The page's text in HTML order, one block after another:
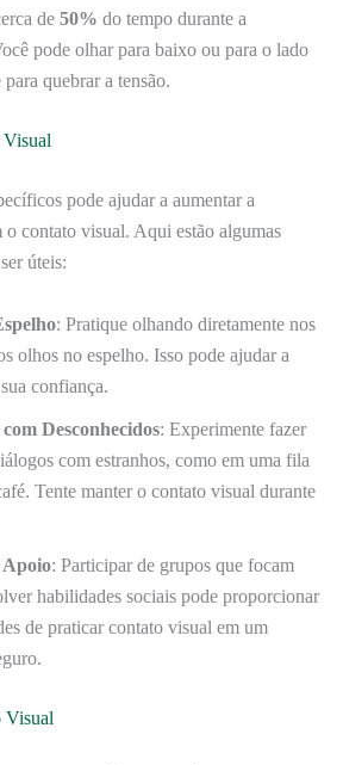
de 50% do tempo durante a
pode olhar para baixo ou para o lado
quebrar a tensão.
pode ajudar a aumentar a
o contato visual. Aqui estão algumas
úteis:
: Pratique olhando diretamente nos
olhos no espelho. Isso pode ajudar a
confiança.
Desconhecidos: Experimente fazer
com estranhos, como em uma fila
Tente manter o contato visual durante
Apoio: Participar de grupos que focam
habilidades sociais pode proporcionar
de praticar contato visual em um
Visual